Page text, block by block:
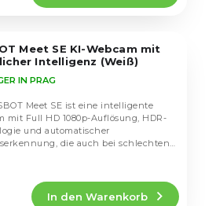
Meet SE KI-Webcam mit
Intelligenz (Weiß)
IN PRAG
In den Warenkorb
Meet SE ist eine intelligente
mit Full HD 1080p-Auflösung, HDR-
und automatischer
die auch bei schlechten